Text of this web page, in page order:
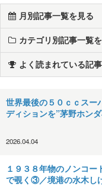
月別記事一覧を見る
カテゴリ別記事一覧
よく読まれている記
世界最後の５０ｃｃスー
ディションを”茅野ホン
2026.04.04
１９３８年物のノンコー
で覗く③／境港の水木し